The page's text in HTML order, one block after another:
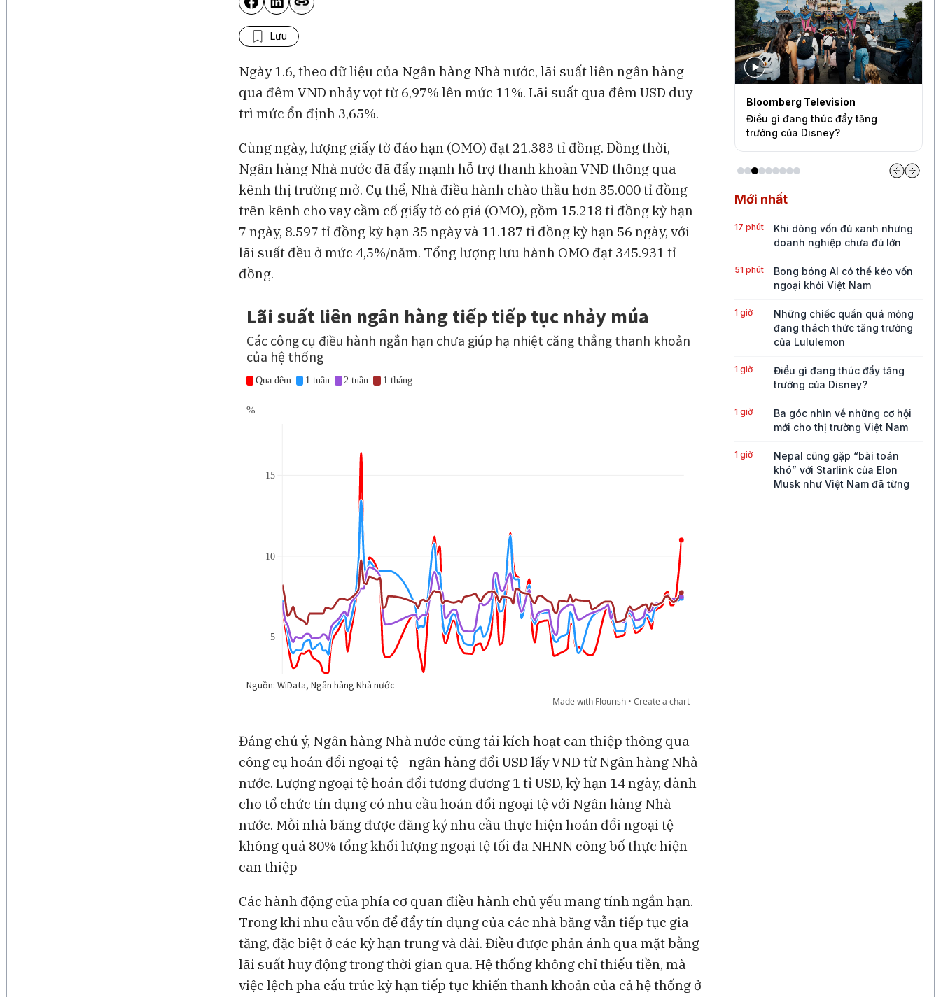
Lưu
Ngày 1.6, theo dữ liệu của Ngân hàng Nhà nước, lãi suất liên ngân hàng
qua đêm VND nhảy vọt từ 6,97% lên mức 11%. Lãi suất qua đêm USD duy
trì mức ổn định 3,65%.
Cùng ngày, lượng giấy tờ đáo hạn (OMO) đạt 21.383 tỉ đồng. Đồng thời,
Ngân hàng Nhà nước đã đẩy mạnh hỗ trợ thanh khoản VND thông qua
kênh thị trường mở. Cụ thể, Nhà điều hành chào thầu hơn 35.000 tỉ đồng
trên kênh cho vay cầm cố giấy tờ có giá (OMO), gồm 15.218 tỉ đồng kỳ hạn
7 ngày, 8.597 tỉ đồng kỳ hạn 35 ngày và 11.187 tỉ đồng kỳ hạn 56 ngày, với
lãi suất đều ở mức 4,5%/năm. Tổng lượng lưu hành OMO đạt 345.931 tỉ
đồng.
Đáng chú ý, Ngân hàng Nhà nước cũng tái kích hoạt can thiệp thông qua
công cụ hoán đổi ngoại tệ - ngân hàng đổi USD lấy VND từ Ngân hàng Nhà
nước. Lượng ngoại tệ hoán đổi tương đương 1 tỉ USD, kỳ hạn 14 ngày, dành
cho tổ chức tín dụng có nhu cầu hoán đổi ngoại tệ với Ngân hàng Nhà
nước. Mỗi nhà băng được đăng ký nhu cầu thực hiện hoán đổi ngoại tệ
không quá 80% tổng khối lượng ngoại tệ tối đa NHNN công bố thực hiện
can thiệp
Các hành động của phía cơ quan điều hành chủ yếu mang tính ngắn hạn.
Trong khi nhu cầu vốn để đẩy tín dụng của các nhà băng vẫn tiếp tục gia
tăng, đặc biệt ở các kỳ hạn trung và dài. Điều được phản ánh qua mặt bằng
lãi suất huy động trong thời gian qua. Hệ thống không chỉ thiếu tiền, mà
việc lệch pha cấu trúc kỳ hạn tiếp tục khiến thanh khoản của cả hệ thống ở
BAM Studios
Bong bóng AI có thể kéo vốn
Bloomberg Television
Lululemon
Bloomberg Television
Điều gì đang thúc đẩy tăng
trưởng của Disney?
Mới nhất
17 phút
Khi dòng vốn đủ xanh nhưng
doanh nghiệp chưa đủ lớn
51 phút
Bong bóng AI có thể kéo vốn
ngoại khỏi Việt Nam
1 giờ
Những chiếc quần quá mỏng
đang thách thức tăng trưởng
của Lululemon
1 giờ
Điều gì đang thúc đẩy tăng
trưởng của Disney?
1 giờ
Ba góc nhìn về những cơ hội
mới cho thị trường Việt Nam
1 giờ
Nepal cũng gặp “bài toán
khó” với Starlink của Elon
Musk như Việt Nam đã từng